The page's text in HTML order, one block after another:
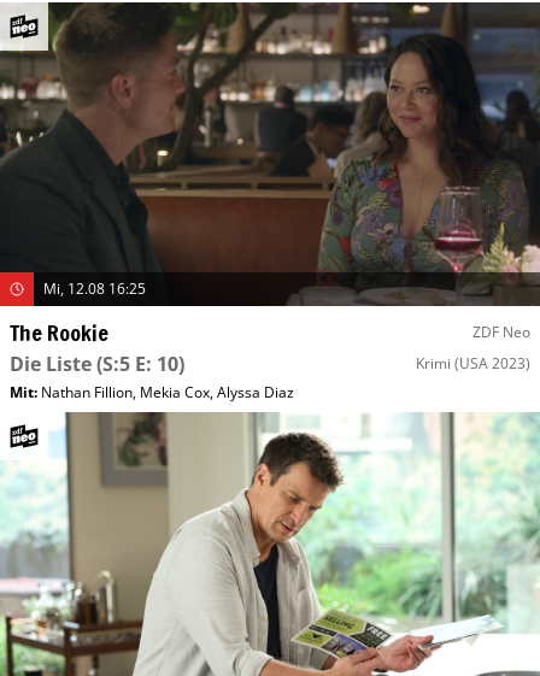
Mi, 12.08 16:25
The Rookie ZDF Neo
Die Liste(S:5 E: 10) Krimi (USA 2023)
Mit: Nathan Fillion, Mekia Cox,Alyssa Diaz